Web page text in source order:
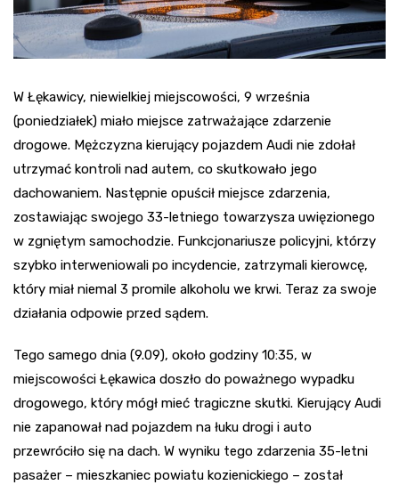
W Łękawicy, niewielkiej miejscowości, 9 września
(poniedziałek) miało miejsce zatrważające zdarzenie
drogowe. Mężczyzna kierujący pojazdem Audi nie zdołał
utrzymać kontroli nad autem, co skutkowało jego
dachowaniem. Następnie opuścił miejsce zdarzenia,
zostawiając swojego 33-letniego towarzysza uwięzionego
w zgniętym samochodzie. Funkcjonariusze policyjni, którzy
szybko interweniowali po incydencie, zatrzymali kierowcę,
który miał niemal 3 promile alkoholu we krwi. Teraz za swoje
działania odpowie przed sądem.
Tego samego dnia (9.09), około godziny 10:35, w
miejscowości Łękawica doszło do poważnego wypadku
drogowego, który mógł mieć tragiczne skutki. Kierujący Audi
nie zapanował nad pojazdem na łuku drogi i auto
przewróciło się na dach. W wyniku tego zdarzenia 35-letni
pasażer – mieszkaniec powiatu kozienickiego – został